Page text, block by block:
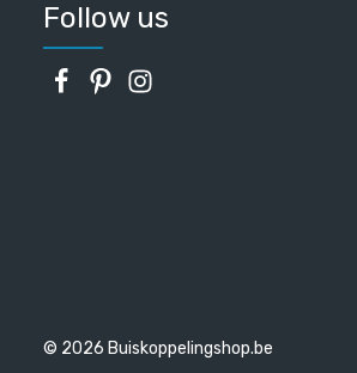
Follow us
© 2026 Buiskoppelingshop.be